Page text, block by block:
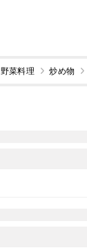
野菜料理 炒め物